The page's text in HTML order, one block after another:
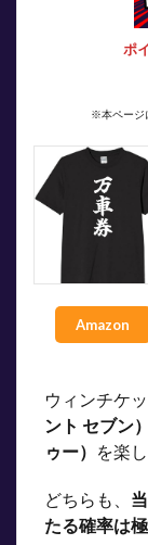
ポ
※本ページ
Amazon
ウィンチケッ
ント セブン
ゥー） を楽
どちらも、
たる確率は